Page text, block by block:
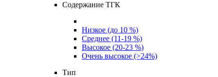
Содержание ТГК
Низкое (до 10 %)
Среднее (11-19 %)
Высокое (20-23 %)
Очень высокое (>24%)
Тип